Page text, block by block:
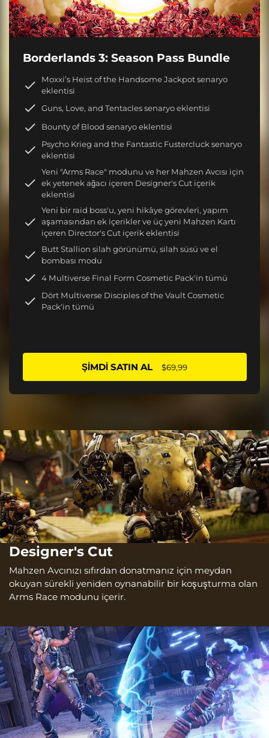
Borderlands 3: Season Pass Bundle
Moxxi’s Heist of the Handsome Jackpot senaryo
eklentisi
Guns, Love, and Tentacles senaryo eklentisi
Bounty of Blood senaryo eklentisi
Psycho Krieg and the Fantastic Fustercluck senaryo
eklentisi
Yeni "Arms Race" modunu ve her Mahzen Avcısı için
ek yetenek ağacı içeren Designer's Cut içerik
eklentisi
Yeni bir raid boss'u, yeni hikâye görevleri, yapım
aşamasından ek içerikler ve üç yeni Mahzen Kartı
içeren Director's Cut içerik eklentisi
Butt Stallion silah görünümü, silah süsü ve el
bombası modu
4 Multiverse Final Form Cosmetic Pack'in tümü
Dört Multiverse Disciples of the Vault Cosmetic
Pack'in tümü
ŞIMDI SATIN AL $69,99
Designer's Cut
Mahzen Avcınızı sıfırdan donatmanız için meydan
okuyan sürekli yeniden oynanabilir bir koşuşturma olan
Arms Race modunu içerir.